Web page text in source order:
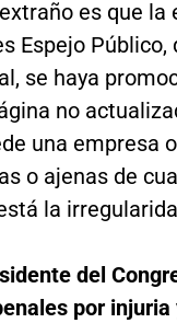
es que la
Espejo
se haya
no
una empresa
o ajenas de
la
del
por